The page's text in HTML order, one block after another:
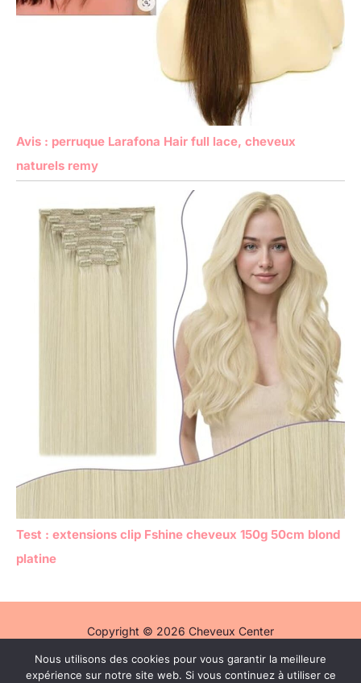
Avis : perruque Larafona Hair full lace, cheveux
naturels remy
Test : extensions clip Fshine cheveux 150g 50cm blond
platine
Copyright © 2026 Cheveux Center
Politique de confidentialité
Nous utilisons des cookies pour vous garantir la meilleure
expérience sur notre site web. Si vous continuez à utiliser ce